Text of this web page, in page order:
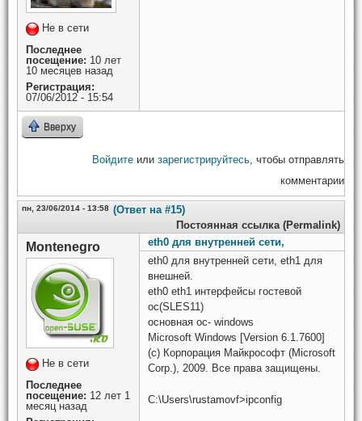
Не в сети
Последнее
посещение: 10 лет
10 месяцев назад
Регистрация:
07/06/2012 - 15:54
Вверху
Войдите или зарегистрируйтесь, чтобы отправлять
комментарии
пн, 23/06/2014 - 13:58 (Ответ на #15)
Постоянная ссылка (Permalink)
Montenegro
Не в сети
Последнее
посещение: 12 лет 1
месяц назад
eth0 для внутренней сети,
eth0 для внутренней сети, eth1 для
внешней.
eth0 eth1 интерфейсы гостевой
ос(SLES11)
основная ос- windows
Microsoft Windows [Version 6.1.7600]
(c) Корпорация Майкрософт (Microsoft
Corp.), 2009. Все права защищены.
C:\Users\rustamovf>ipconfig